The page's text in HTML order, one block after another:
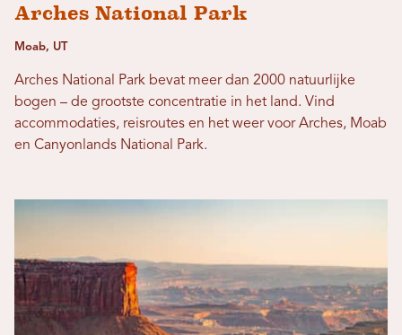
Arches National Park
Moab, UT
Arches National Park bevat meer dan 2000 natuurlijke
bogen – de grootste concentratie in het land. Vind
accommodaties, reisroutes en het weer voor Arches, Moab
en Canyonlands National Park.